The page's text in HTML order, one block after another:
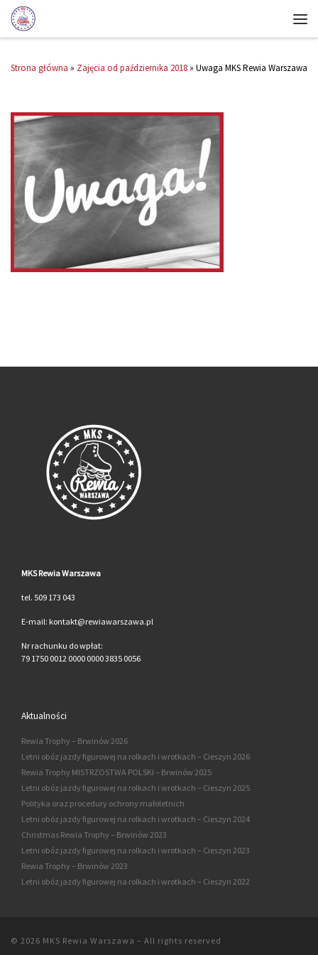
Strona główna » Zajęcia od października 2018 » Uwaga MKS Rewia Warszawa
MKS Rewia Warszawa
tel. 509 173 043
E-mail: kontakt@rewiawarszawa.pl
Nr rachunku do wpłat:
79 1750 0012 0000 0000 3835 0056
Aktualności
Rewia Trophy – Brwinów 2026
Letni obóz jazdy figurowej na rolkach i wrotkach – Cieszyn 2026
Rewia Trophy MISTRZOSTWA POLSKI – Brwinów 2025
Letni obóz jazdy figurowej na rolkach i wrotkach – Cieszyn 2025
Polityka oraz procedury ochrony małoletnich
Letni obóz jazdy figurowej na rolkach i wrotkach – Cieszyn 2024
Christmas Rewia Trophy – Brwinów 2023
Letni obóz jazdy figurowej na rolkach i wrotkach – Cieszyn 2023
Rewia Trophy – Brwinów 2023
Letni obóz jazdy figurowej na rolkach i wrotkach – Cieszyn 2022
© 2026 MKS Rewia Warszawa – All rights reserved